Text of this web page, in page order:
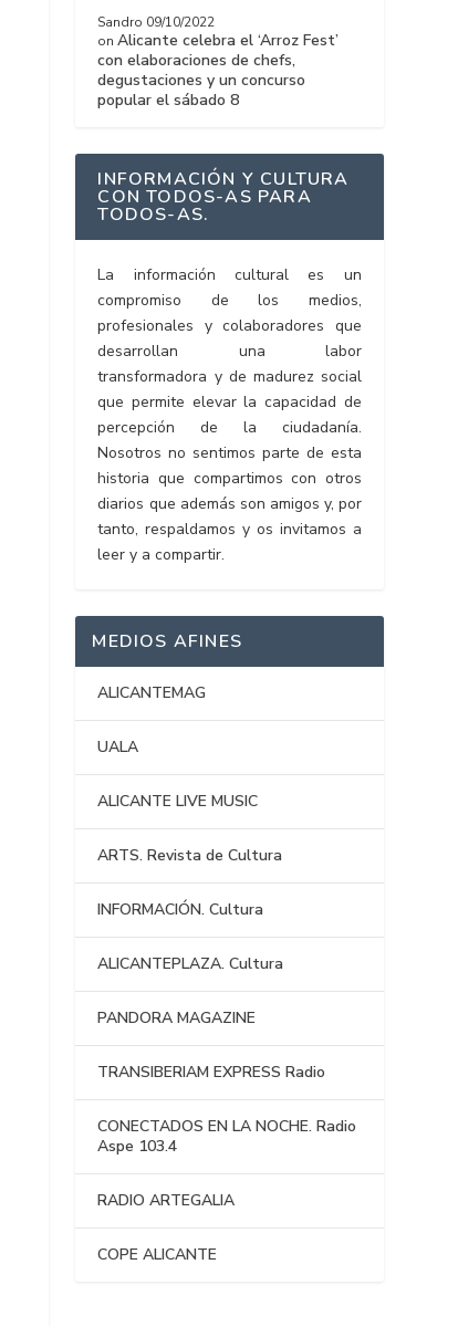
Sandro 09/10/2022
onAlicante celebra el ‘Arroz Fest’
con elaboraciones de chefs,
degustaciones y un concurso
popular el sábado 8
INFORMACIÓN Y CULTURA
CON TODOS-AS PARA
TODOS-AS.
La información cultural es un
compromiso de los medios,
profesionales y colaboradores que
desarrollan una labor
transformadora y de madurez social
que permite elevar la capacidad de
percepción de la ciudadanía.
Nosotros no sentimos parte de esta
historia que compartimos con otros
diarios que además son amigos y, por
tanto, respaldamos y os invitamos a
leer y a compartir.
MEDIOS AFINES
ALICANTEMAG
UALA
ALICANTE LIVE MUSIC
ARTS. Revista de Cultura
INFORMACIÓN. Cultura
ALICANTEPLAZA. Cultura
PANDORA MAGAZINE
TRANSIBERIAM EXPRESS Radio
CONECTADOS EN LA NOCHE. Radio
Aspe 103.4
RADIO ARTEGALIA
COPE ALICANTE